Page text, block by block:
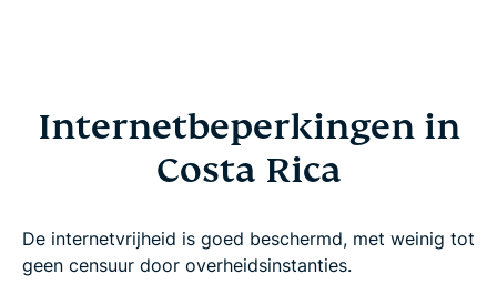
Internetbeperkingen in
Costa Rica
De internetvrijheid is goed beschermd, met weinig tot
geen censuur door overheidsinstanties.